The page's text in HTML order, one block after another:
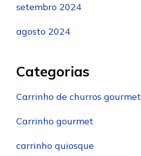
setembro 2024
agosto 2024
Categorias
Carrinho de churros gourmet
Carrinho gourmet
carrinho quiosque